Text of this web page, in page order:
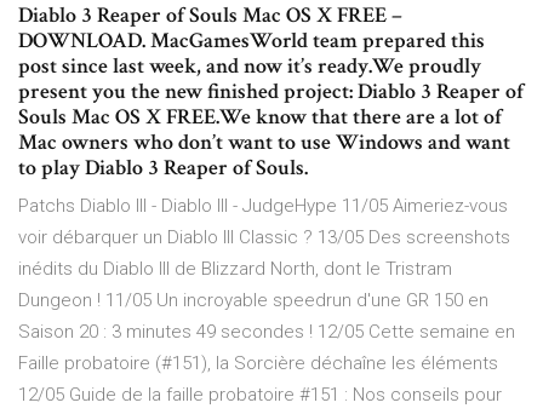
Diablo 3 Reaper of Souls Mac OS X FREE –
DOWNLOAD. MacGamesWorld team prepared this
post since last week, and now it’s ready.We proudly
present you the new finished project: Diablo 3 Reaper of
Souls Mac OS X FREE.We know that there are a lot of
Mac owners who don’t want to use Windows and want
to play Diablo 3 Reaper of Souls.
Patchs Diablo III - Diablo III - JudgeHype 11/05 Aimeriez-vous
voir débarquer un Diablo III Classic ? 13/05 Des screenshots
inédits du Diablo III de Blizzard North, dont le Tristram
Dungeon ! 11/05 Un incroyable speedrun d'une GR 150 en
Saison 20 : 3 minutes 49 secondes ! 12/05 Cette semaine en
Faille probatoire (#151), la Sorcière déchaîne les éléments
12/05 Guide de la faille probatoire #151 : Nos conseils pour